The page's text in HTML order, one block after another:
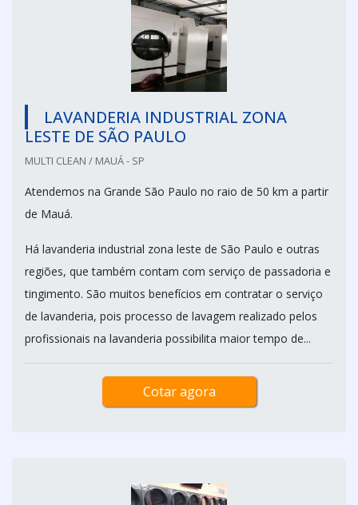
LAVANDERIA INDUSTRIAL ZONA
LESTE DE SÃO PAULO
MULTI CLEAN / MAUÁ - SP
Atendemos na Grande São Paulo no raio de 50 km a partir
de Mauá.
Há lavanderia industrial zona leste de São Paulo e outras
regiões, que também contam com serviço de passadoria e
tingimento. São muitos benefícios em contratar o serviço
de lavanderia, pois processo de lavagem realizado pelos
profissionais na lavanderia possibilita maior tempo de...
Cotar agora